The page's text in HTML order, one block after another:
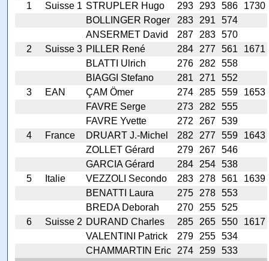
1
Suisse 1 STRUPLER Hugo 293 293 586
1730
BOLLINGER Roger
283 291
574
ANSERMET David
287 283 570
2
Suisse 3 PILLER René 284 277 561
1671
BLATTI Ulrich
276 282
558
BIAGGI Stefano
281 271
552
3
EAN ÇAM Ömer 274 285 559
1653
FAVRE Serge
273 282
555
FAVRE Yvette
272 267 539
4
France DRUART J.-Michel 282 277 559
1643
ZOLLET Gérard
279 267 546
GARCIA Gérard
284 254 538
5
Italie VEZZOLI Secondo 283 278 561
1639
BENATTI Laura
275 278 553
BREDA Deborah
270 255 525
6
Suisse 2 DURAND Charles 285 265 550
1617
VALENTINI Patrick
279 255 534
CHAMMARTIN Eric
274 259 533